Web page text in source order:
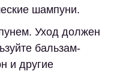
шампуни.
Уход должен
бальзам-
и другие